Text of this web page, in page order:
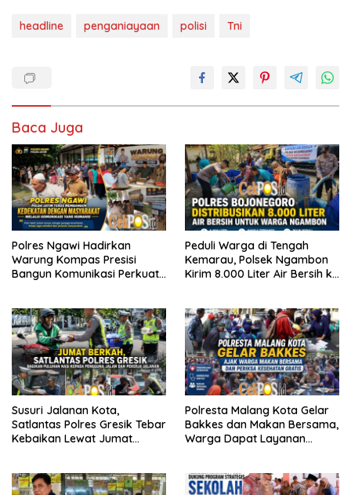
headline penganiayaan polisi Tni
Baca Juga
Polres Ngawi Hadirkan
Warung Kompas Presisi
Bangun Komunikasi Perkuat
Peduli Warga di Tengah
Kemarau, Polsek Ngambon
Kirim 8.000 Liter Air Bersih ke
Susuri Jalanan Kota,
Satlantas Polres Gresik Tebar
Kebaikan Lewat Jumat
Polresta Malang Kota Gelar
Bakkes dan Makan Bersama,
Warga Dapat Layanan